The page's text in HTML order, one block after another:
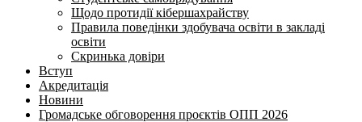
Щодо протидії кібершахрайству
Правила поведінки здобувача освіти в закладі
освіти
Скринька довіри
Вступ
Акредитація
Новини
Громадське обговорення проєктів ОПП 2026